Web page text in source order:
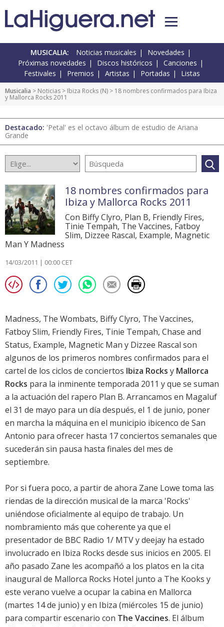
MUSICALIA: Noticias musicales
Novedades
Próximas novedades
Discos históricos
Canciones
Festivales
Premios Artistas Portadas Listas
Musicalia > Noticias > Ibiza Rocks (N) > 18 nombres confirmados para Ibiza
y Mallorca Rocks 2011
Destacado: 'Petal' es el octavo álbum de estudio de Ariana
Grande
18 nombres confirmados para
Ibiza y Mallorca Rocks 2011
Con Biffy Clyro, Plan B, Friendly Fires,
Tinie Tempah, The Vaccines, Fatboy
Slim, Dizzee Rascal, Example, Magnetic
Man Y Madness
14/03/2011 | 00:00 CET
Madness, The Wombats, Biffy Clyro, The Vaccines,
Fatboy Slim, Friendly Fires, Tinie Tempah, Chase and
Status, Example, Magnetic Man y Dizzee Rascal son
algunos de los primeros nombres confirmados para el
cartel de los ciclos de conciertos Ibiza Rocks y Mallorca
Rocks para la inminente temporada 2011 y que se suman
a la actuación del rapero Plan B. Arrancamos en Magaluf
el 31 de mayo para un día después, el 1 de junio, poner
en marcha la máquina en el municipio ibicenco de San
Antonio para ofrecer hasta 17 conciertos semanales que
sucederán sin pausa hasta finales del mes de
septiembre.
Por si fuera poco, a partir de ahora Zane Lowe toma las
riendas de la dirección musical de la marca 'Rocks'
uniéndose oficialmente al equipo de trabajo. Un
nombramiento más que coherente ya que el
presentador de BBC Radio 1/ MTV y deejay ha estado
involucrado en Ibiza Rocks desde sus inicios en 2005. El
año pasado Zane les acompañó a los platos en la cita
inaugural de Mallorca Rocks Hotel junto a The Kooks y
este verano vuelve a ocupar la cabina en Mallorca
(martes 14 de junio) y en Ibiza (miércoles 15 de junio)
para compartir escenario con The Vaccines. El álbum